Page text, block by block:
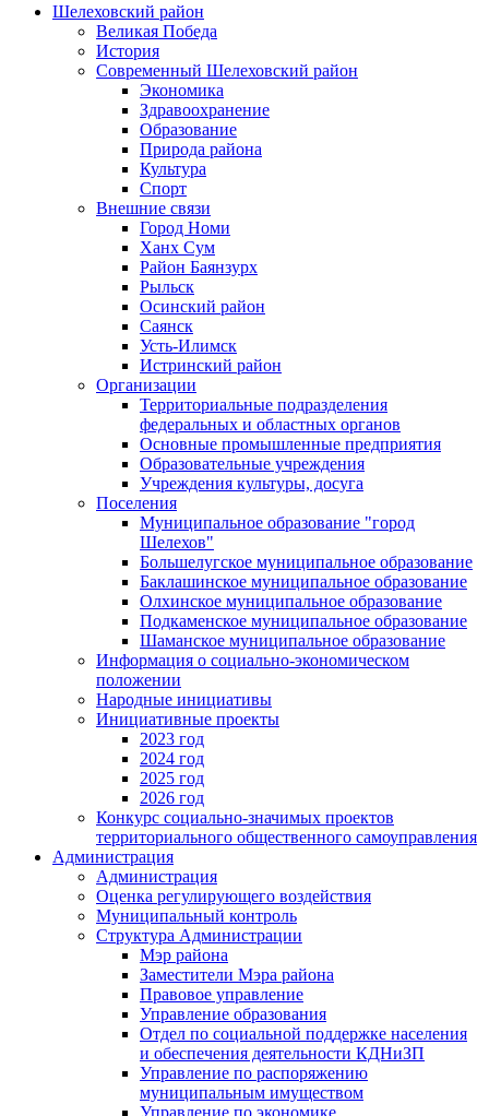
Шелеховский район
Великая Победа
История
Современный Шелеховский район
Экономика
Здравоохранение
Образование
Природа района
Культура
Спорт
Внешние связи
Город Номи
Ханх Сум
Район Баянзурх
Рыльск
Осинский район
Саянск
Усть-Илимск
Истринский район
Организации
Территориальные подразделения
федеральных и областных органов
Основные промышленные предприятия
Образовательные учреждения
Учреждения культуры, досуга
Поселения
Муниципальное образование "город
Шелехов"
Большелугское муниципальное образование
Баклашинское муниципальное образование
Олхинское муниципальное образование
Подкаменское муниципальное образование
Шаманское муниципальное образование
Информация о социально-экономическом
положении
Народные инициативы
Инициативные проекты
2023 год
2024 год
2025 год
2026 год
Конкурс социально-значимых проектов
территориального общественного самоуправления
Администрация
Администрация
Оценка регулирующего воздействия
Муниципальный контроль
Структура Администрации
Мэр района
Заместители Мэра района
Правовое управление
Управление образования
Отдел по социальной поддержке населения
и обеспечения деятельности КДНиЗП
Управление по распоряжению
муниципальным имуществом
Управление по экономике